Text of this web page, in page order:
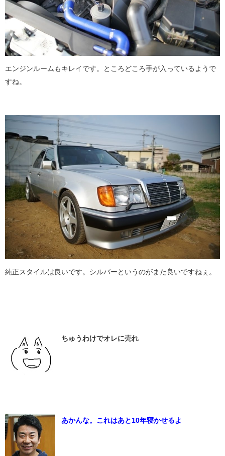
エンジンルームもキレイです。ところどころ手が入っているようで
すね。
純正スタイルは良いです。シルバーというのがまた良いですねぇ。
ちゅうわけでオレに売れ
あかんな。これはあと10年寝かせるよ